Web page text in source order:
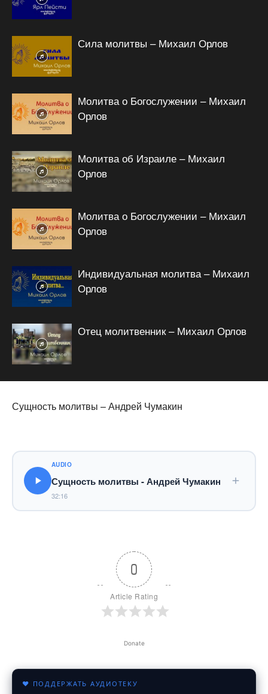
Сила молитвы – Михаил Орлов
Молитва о Богослужении – Михаил
Орлов
Молитва об Израиле – Михаил
Орлов
Молитва о Богослужении – Михаил
Орлов
Индивидуальная молитва – Михаил
Орлов
Отец молитвенник – Михаил Орлов
Сущность молитвы – Андрей Чумакин
AUDIO
Сущность молитвы - Андрей Чумакин
32:16
0
Article Rating
Donate
♥ ПОДДЕРЖАТЬ АУДИОТЕКУ